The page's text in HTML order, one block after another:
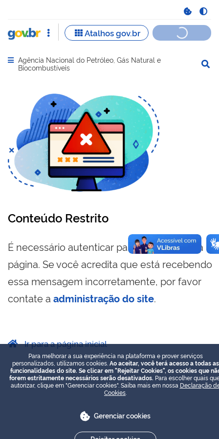
Abrir menu principal de navegação
Agência Nacional do Petróleo, Gás Natural e
Biocombustíveis
Conteúdo Restrito
É necessário autenticar para visualizar essa
página. Se você acredita que está recebendo
essa mensagem incorretamente, por favor
contate a administração do site.
Ir para a página inicial
Para melhorar a sua experiência na plataforma e prover serviços
personalizados, utilizamos cookies. Ao aceitar, você terá acesso a todas as
funcionalidades do site. Se clicar em "Rejeitar Cookies", os cookies que
forem estritamente necessários serão desativados. Para escolher quais
autorizar, clique em "Gerenciar cookies". Saiba mais em nossa Declaração
Cookies
Gerenciar cookies